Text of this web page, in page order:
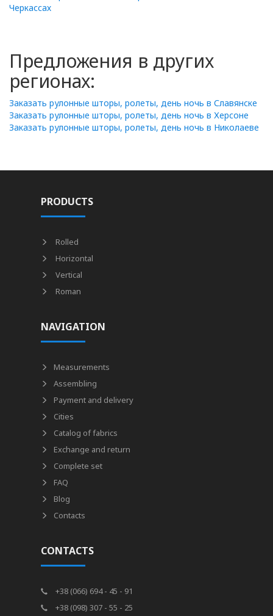
Черкассах
Предложения в других
регионах:
Заказать рулонные шторы, ролеты, день ночь в Славянске
Заказать рулонные шторы, ролеты, день ночь в Херсоне
Заказать рулонные шторы, ролеты, день ночь в Николаеве
PRODUCTS
Rolled
Horizontal
Vertical
Roman
NAVIGATION
Measurements
Assembling
Payment and delivery
Cities
Catalog of fabrics
Exchange and return
Complete set
FAQ
Blog
Contacts
CONTACTS
+38 (066) 694 - 45 - 91
+38 (098) 307 - 55 - 25